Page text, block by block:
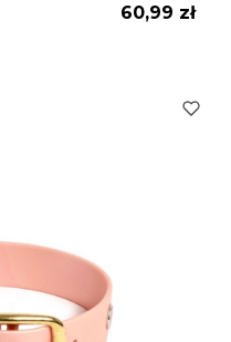
Cena
60,99 zł